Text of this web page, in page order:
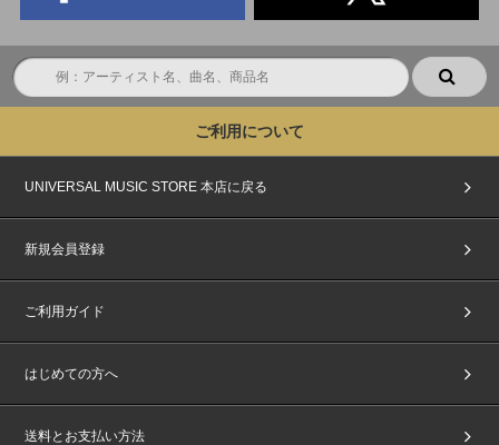
ご利用について
UNIVERSAL MUSIC STORE 本店に戻る
新規会員登録
ご利用ガイド
はじめての方へ
送料とお支払い方法